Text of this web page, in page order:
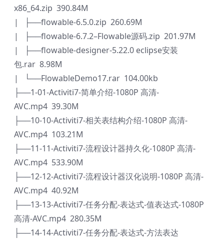
x86_64.zip 390.84M
| ├──flowable-6.5.0.zip 260.69M
| ├──flowable-6.7.2–Flowable源码.zip 201.97M
| ├──flowable-designer-5.22.0 eclipse安装
包.rar 8.98M
| └──FlowableDemo17.rar 104.00kb
├──1-01-Activiti7-简单介绍-1080P 高清-
AVC.mp4 39.30M
├──10-10-Activiti7-相关表结构介绍-1080P 高清-
AVC.mp4 103.21M
├──11-11-Activiti7-流程设计器持久化-1080P 高清-
AVC.mp4 533.90M
├──12-12-Activiti7-流程设计器汉化说明-1080P 高清-
AVC.mp4 40.92M
├──13-13-Activiti7-任务分配-表达式-值表达式-1080P
高清-AVC.mp4 280.35M
├──14-14-Activiti7-任务分配-表达式-方法表达